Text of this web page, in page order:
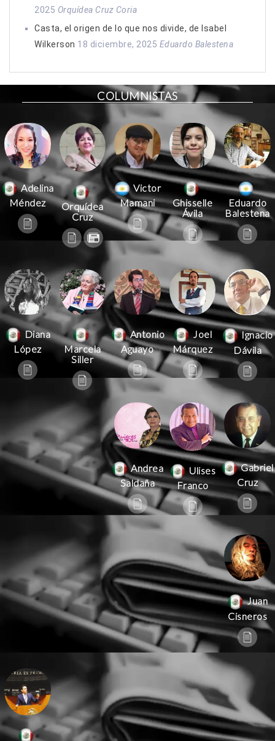
2025 Orquídea Cruz Coria
Casta, el origen de lo que nos divide, de Isabel
Wilkerson 18 diciembre, 2025 Eduardo Balestena
COLUMNISTAS
Adelina
Méndez
Orquídea
Cruz
Victor
Mamani
Ghisselle
Ávila
Eduardo
Balestena
Diana
López
Marcela
Siller
Antonio
Aguayo
Joel
Márquez
Ignacio
Dávila
Andrea
Saldaña
Ulises
Franco
Gabriel
Cruz
Juan
Cisneros